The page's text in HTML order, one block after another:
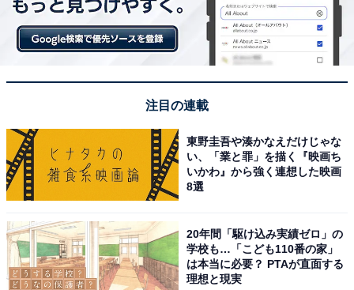
注目の連載
東野圭吾や湊かなえだけじゃな
い、「業と罪」を描く『映画ち
いかわ』から強く連想した映画
8選
20年間「駆け込み実績ゼロ」の
学校も…「こども110番の家」
は本当に必要？ PTAが直面する
理想と現実